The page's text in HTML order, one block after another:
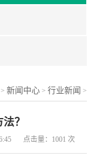
> 新闻中心 > 行业新闻 >
？
点击量：1001 次